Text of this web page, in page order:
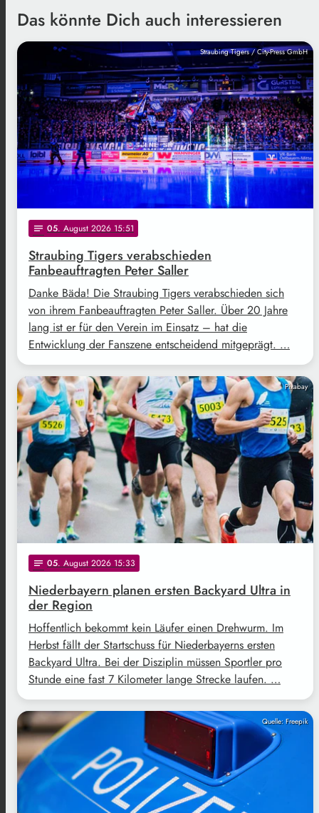
Das könnte Dich auch interessieren
Straubing Tigers / City-Press GmbH
notes 05. August 2026 15:51
Straubing Tigers verabschieden
Fanbeauftragten Peter Saller
Danke Bäda! Die Straubing Tigers verabschieden sich
von ihrem Fanbeauftragten Peter Saller. Über 20 Jahre
lang ist er für den Verein im Einsatz – hat die
Entwicklung der Fanszene entscheidend mitgeprägt. …
Pixabay
notes 05. August 2026 15:33
Niederbayern planen ersten Backyard Ultra in
der Region
Hoffentlich bekommt kein Läufer einen Drehwurm. Im
Herbst fällt der Startschuss für Niederbayerns ersten
Backyard Ultra. Bei der Disziplin müssen Sportler pro
Stunde eine fast 7 Kilometer lange Strecke laufen. …
Quelle: Freepik